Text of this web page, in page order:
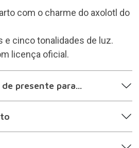
com o charme do axolotl do
e cinco tonalidades de luz.
licença oficial.
presente para...